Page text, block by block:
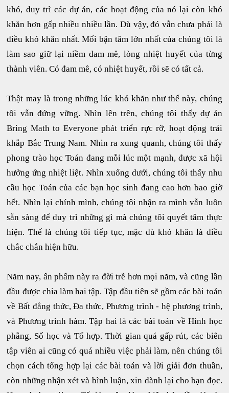
khó, duy trì các dự án, các hoạt động của nó lại còn khó
khăn hơn gấp nhiều nhiều lần. Dù vậy, đó vẫn chưa phải là
điều khó khăn nhất. Mối bận tâm lớn nhất của chúng tôi là
làm sao giữ lại niềm đam mê, lòng nhiệt huyết của từng
thành viên. Có đam mê, có nhiệt huyết, rồi sẽ có tất cả.
Thật may là trong những lúc khó khăn như thế này, chúng
tôi vẫn đứng vững. Nhìn lên trên, chúng tôi thấy dự án
Bring Math to Everyone phát triển rực rỡ, hoạt động trải
khắp Bắc Trung Nam. Nhìn ra xung quanh, chúng tôi thấy
phong trào học Toán đang mỗi lúc một mạnh, được xã hội
hưởng ứng nhiệt liệt. Nhìn xuống dưới, chúng tôi thấy nhu
cầu học Toán của các bạn học sinh đang cao hơn bao giờ
hết. Nhìn lại chính mình, chúng tôi nhận ra mình vẫn luôn
sẵn sàng để duy trì những gì mà chúng tôi quyết tâm thực
hiện. Thế là chúng tôi tiếp tục, mặc dù khó khăn là điều
chắc chắn hiện hữu.
Năm nay, ấn phẩm này ra đời trễ hơn mọi năm, và cũng lần
đầu được chia làm hai tập. Tập đầu tiên sẽ gồm các bài toán
về Bất đẳng thức, Đa thức, Phương trình - hệ phương trình,
và Phương trình hàm. Tập hai là các bài toán về Hình học
phẳng, Số học và Tổ hợp. Thời gian quá gấp rút, các biên
tập viên ai cũng có quá nhiều việc phải làm, nên chúng tôi
chọn cách tổng hợp lại các bài toán và lời giải đơn thuần,
còn những nhận xét và bình luận, xin dành lại cho bạn đọc.